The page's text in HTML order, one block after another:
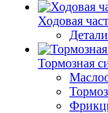
Ходовая
Тормозная